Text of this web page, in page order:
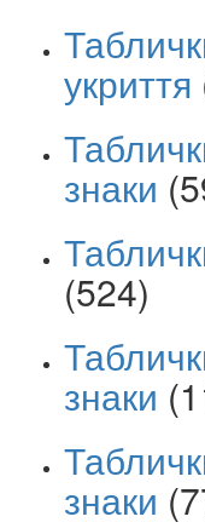
укриття
знаки
(524)
знаки
знаки